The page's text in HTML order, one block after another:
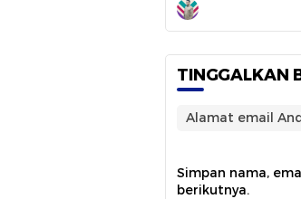
TINGGALKAN
Alamat email
Simpan nama,
berikutnya.